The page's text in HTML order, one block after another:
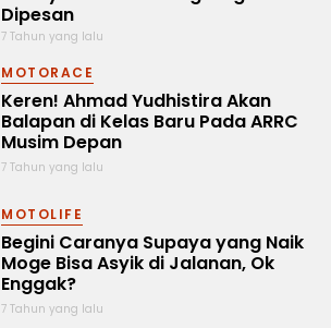
Dipesan
7 Tahun yang lalu
MOTORACE
Keren! Ahmad Yudhistira Akan
Balapan di Kelas Baru Pada ARRC
Musim Depan
7 Tahun yang lalu
MOTOLIFE
Begini Caranya Supaya yang Naik
Moge Bisa Asyik di Jalanan, Ok
Enggak?
7 Tahun yang lalu